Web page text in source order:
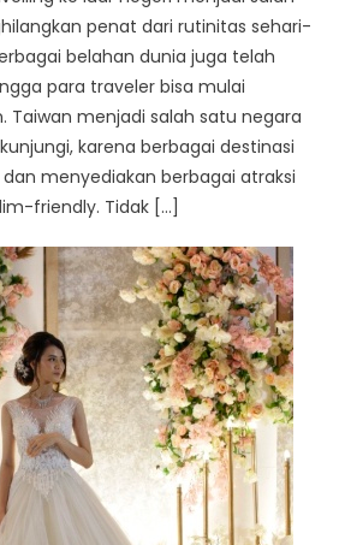
penat dari rutinitas sehari-
belahan dunia juga telah
para traveler bisa mulai
Taiwan menjadi salah satu negara
karena berbagai destinasi
dan menyediakan berbagai atraksi
friendly. Tidak […]